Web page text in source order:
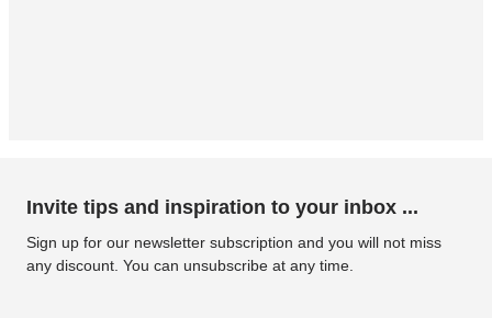
Invite tips and inspiration to your inbox ...
Sign up for our newsletter subscription and you will not miss
any discount. You can unsubscribe at any time.